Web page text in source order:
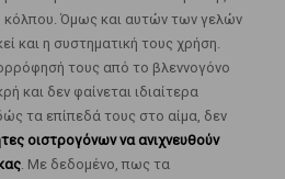
κόλπου. Όμως και αυτών των γελών
και η συστηματική τους χρήση.
τους από το βλεννογόνο
και δεν φαίνεται ιδιαίτερα
τα επίπεδά τους στο αίμα, δεν
οιστρογόνων να ανιχνευθούν
. Με δεδομένο, πως τα